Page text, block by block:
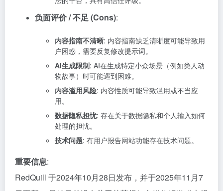
负面评价 / 不足 (Cons):
内容指南不清晰: 内容指南缺乏清晰度可能导致用
户困惑，需要反复修改提示词。
AI生成限制: AI在生成特定小众场景（例如类人动
物故事）时可能遇到困难。
内容滥用风险: 内容性质可能导致滥用或不当应
用。
数据隐私担忧: 存在关于数据隐私和个人输入如何
处理的担忧。
技术问题: 有用户报告网站功能存在技术问题。
重要信息:
RedQuill 于2024年10月28日发布，并于2025年11月7